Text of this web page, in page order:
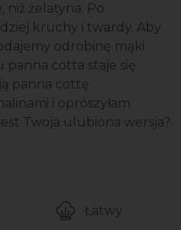
niż żelatyna. Po
kruchy i twardy. Aby
odrobinę mąki
panna cotta staje się
panna cottę
i oprószyłam
Twoja ulubiona wersja?
Łatwy